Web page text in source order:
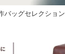
バッグセレクション